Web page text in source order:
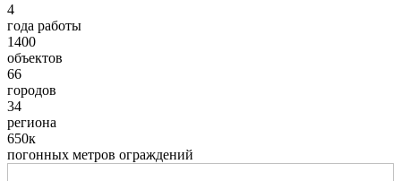
4
года работы
1400
объектов
66
городов
34
региона
650к
погонных метров ограждений